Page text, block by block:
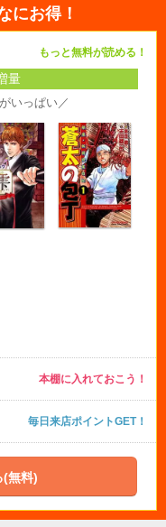
にお得！
もっと無料が読める！
量
いっぱい／
本棚に入れておこう！
毎日来店ポイントGET！
(無料)